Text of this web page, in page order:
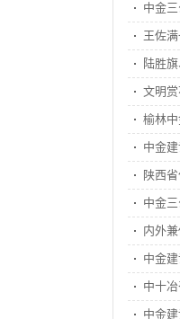
中金
王佐
陆胜
文明
榆林
中金
陕西
中金
内外
中金
中十
中金